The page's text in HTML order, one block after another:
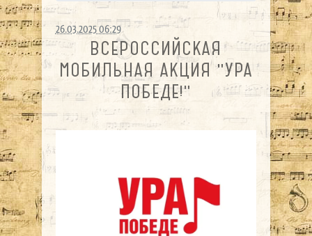
26.03.2025 06:29
ВСЕРОССИЙСКАЯ
МОБИЛЬНАЯ АКЦИЯ "УРА
ПОБЕДЕ!"